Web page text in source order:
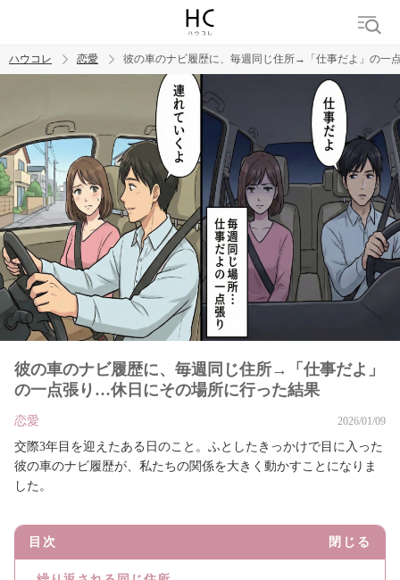
トレンド ワード
恋愛
ハウコレ 恋愛 彼の車のナビ履歴に、毎週同じ住所→「仕事だよ」の一
彼の車のナビ履歴に、毎週同じ住所→「仕事だよ」
の一点張り…休日にその場所に行った結果
恋愛 2026/01/09
交際3年目を迎えたある日のこと。ふとしたきっかけで目に入った
彼の車のナビ履歴が、私たちの関係を大きく動かすことになりま
した。
目次 閉じる